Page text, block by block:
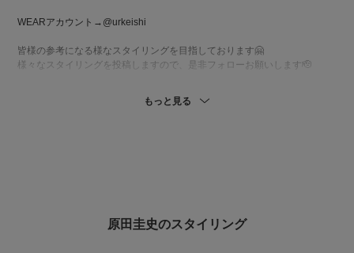
WEARアカウント→@urkeishi
皆様の参考になる様なスタイリングを目指しております🤗
様々なスタイリングを投稿しますので、是非フォローお願いします🫡
もっと見る
原田圭史のスタイリング